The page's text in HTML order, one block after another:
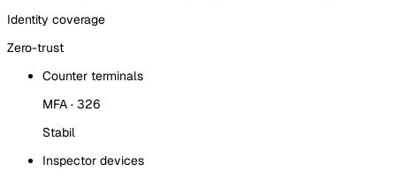
Identity coverage
Zero-trust
Counter terminals
MFA · 326
Stabil
Inspector devices